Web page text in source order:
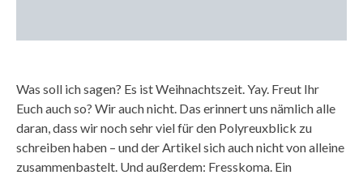
Was soll ich sagen? Es ist Weihnachtszeit. Yay. Freut Ihr
Euch auch so? Wir auch nicht. Das erinnert uns nämlich alle
daran, dass wir noch sehr viel für den Polyreuxblick zu
schreiben haben – und der Artikel sich auch nicht von alleine
zusammenbastelt. Und außerdem: Fresskoma. Ein